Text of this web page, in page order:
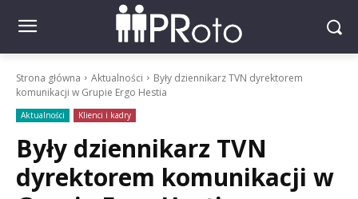
Strona główna Aktualności
Były dziennikarz TVN dyrektorem
komunikacji w Grupie Ergo Hestia
Aktualności Klienci i kadry
Były dziennikarz TVN
dyrektorem komunikacji w